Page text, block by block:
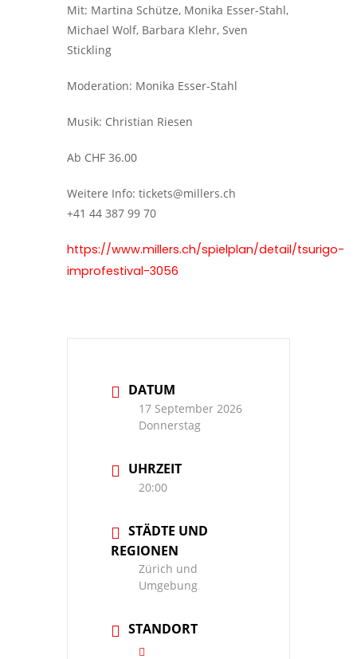
Mit: Martina Schütze, Monika Esser-Stahl,
Michael Wolf, Barbara Klehr, Sven
Stickling
Moderation: Monika Esser-Stahl
Musik: Christian Riesen
Ab CHF 36.00
Weitere Info: tickets@millers.ch
+41 44 387 99 70
https://www.millers.ch/spielplan/detail/tsurigo-
improfestival-3056
DATUM
17 September 2026
Donnerstag
UHRZEIT
20:00
STÄDTE UND
REGIONEN
Zürich und
Umgebung
STANDORT